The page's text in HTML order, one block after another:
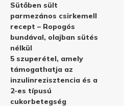
Sütőben sült
parmezános csirkemell
recept – Ropogós
bundával, olajban sütés
nélkül
5 szuperétel, amely
támogathatja az
inzulinrezisztencia és a
2-es típusú
cukorbetegség